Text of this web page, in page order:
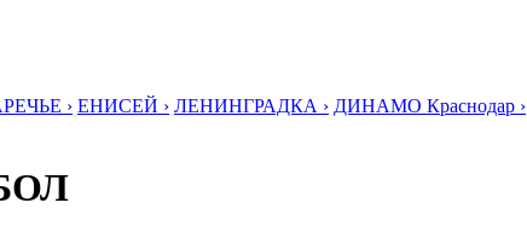
› ЕНИСЕЙ › ЛЕНИНГРАДКА › ДИНАМО Краснодар ›